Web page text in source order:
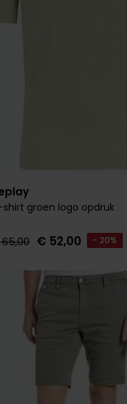
groen logo opdruk
€ 52,00 - 20%
aan favorieten